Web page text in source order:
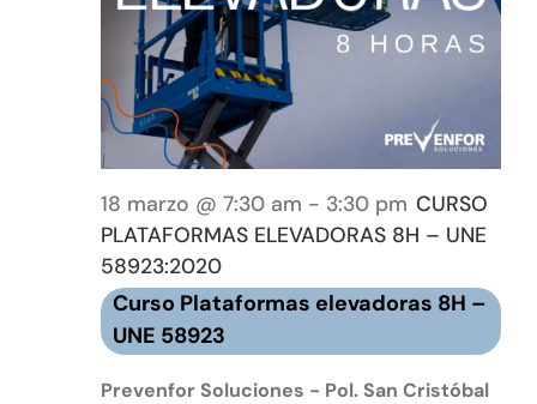
18 marzo @ 7:30 am - 3:30 pm CURSO
PLATAFORMAS ELEVADORAS 8H – UNE
58923:2020
Curso Plataformas elevadoras 8H –
UNE 58923
Prevenfor Soluciones - Pol. San Cristóbal